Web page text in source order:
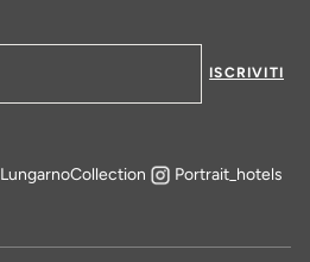
ISCRIVITI
LungarnoCollection Portrait_hotels